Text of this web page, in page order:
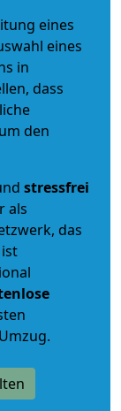
eines
eines
in
dass
den
stressfrei
als
das